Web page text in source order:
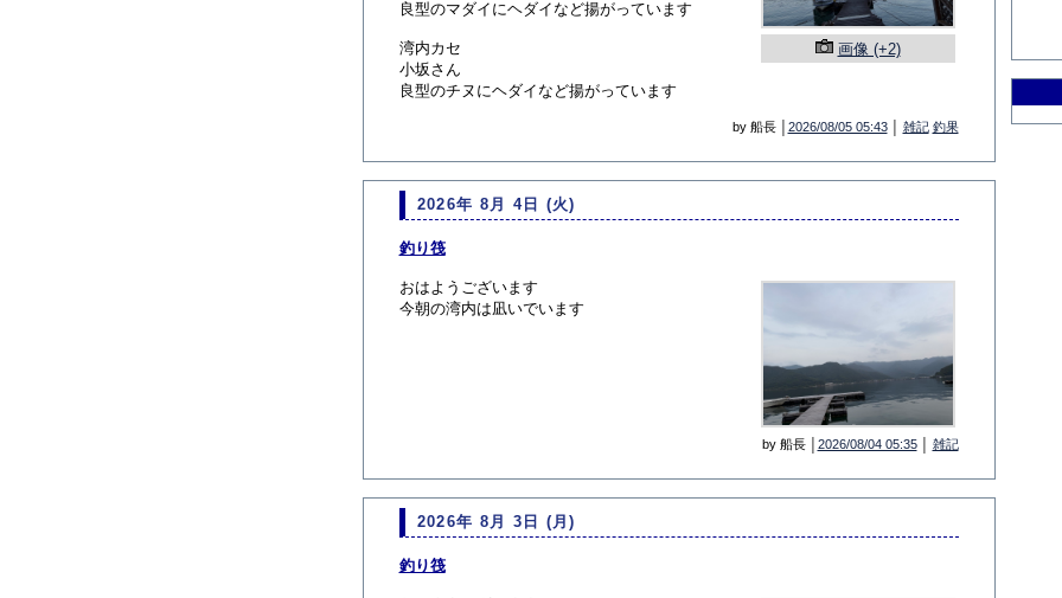
画像 (+2)
良型のマダイにヘダイなど揚がっています
湾内カセ
小坂さん
良型のチヌにヘダイなど揚がっています
by 船長 │ 2026/08/05 05:43│ 雑記 釣果
2026年 8月 4日 (火)
釣り筏
おはようございます
今朝の湾内は凪いでいます
by 船長 │ 2026/08/04 05:35│ 雑記
2026年 8月 3日 (月)
釣り筏